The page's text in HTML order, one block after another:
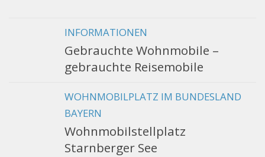
INFORMATIONEN
Gebrauchte Wohnmobile –
gebrauchte Reisemobile
WOHNMOBILPLATZ IM BUNDESLAND
BAYERN
Wohnmobilstellplatz
Starnberger See